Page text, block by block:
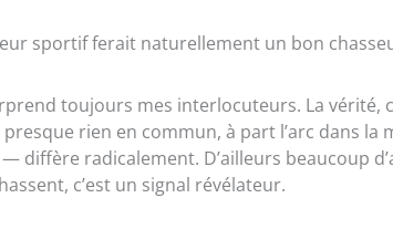
sportif ferait naturellement un bon
toujours mes interlocuteurs. La vérité,
rien en commun, à part l’arc dans la
diffère radicalement. D’ailleurs beaucoup
c’est un signal révélateur.